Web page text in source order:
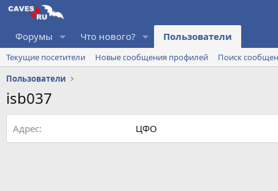
Форумы Что нового? Пользователи
Текущие посетители Новые сообщения профилей
Поиск
Пользователи
isb037
Адрес ЦФО